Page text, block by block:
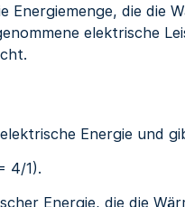
Energiemenge, die die
elektrische
Energie und
4/1).
Energie, die die